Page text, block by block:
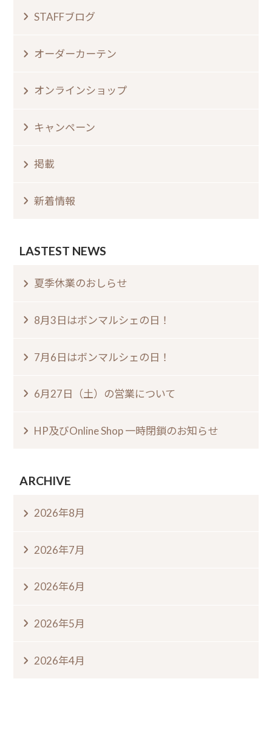
STAFFブログ
オーダーカーテン
オンラインショップ
キャンペーン
掲載
新着情報
LASTEST NEWS
夏季休業のおしらせ⁠
8月3日はボンマルシェの日⁠！⁠ ⁠
7月6日はボンマルシェの日⁠！⁠
6月27日（土）の営業について
HP及びOnline Shop 一時閉鎖のお知らせ
ARCHIVE
2026年8月
2026年7月
2026年6月
2026年5月
2026年4月